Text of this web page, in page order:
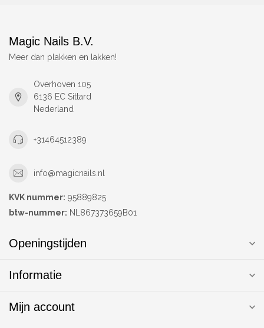
Magic Nails B.V.
Meer dan plakken en lakken!
Overhoven 105
6136 EC Sittard
Nederland
+31464512389
info@magicnails.nl
KVK nummer: 95889825
btw-nummer: NL867373659B01
Openingstijden
Informatie
Mijn account